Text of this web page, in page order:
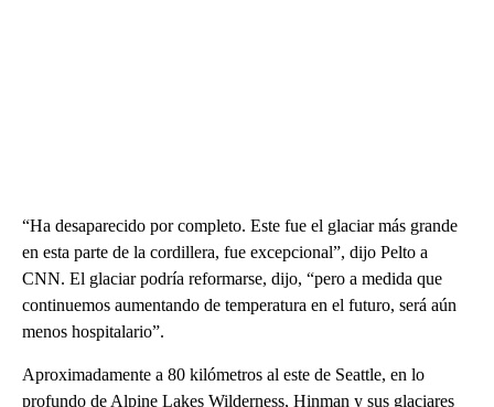
“Ha desaparecido por completo. Este fue el glaciar más grande
en esta parte de la cordillera, fue excepcional”, dijo Pelto a
CNN. El glaciar podría reformarse, dijo, “pero a medida que
continuemos aumentando de temperatura en el futuro, será aún
menos hospitalario”.
Aproximadamente a 80 kilómetros al este de Seattle, en lo
profundo de Alpine Lakes Wilderness, Hinman y sus glaciares